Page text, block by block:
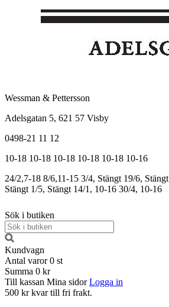
Wessman & Pettersson
Adelsgatan 5, 621 57 Visby
0498-21 11 12
10-18 10-18 10-18 10-18 10-18 10-16
24/2,7-18 8/6,11-15 3/4, Stängt 19/6, Stängt
Stängt 1/5, Stängt 14/1, 10-16 30/4, 10-16
Sök i butiken
Kundvagn
Antal varor 0 st
Summa 0 kr
Till kassan Mina sidor Logga in
500 kr kvar till fri frakt.